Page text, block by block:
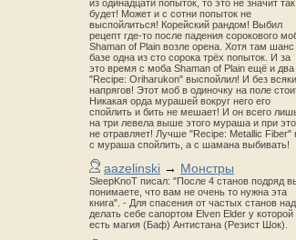
из одинадцати попыток, то это не значит
будет! Может и с сотни попыток не
выспойлиться! Корейский рандом! Выбил
рецепт где-то после падения сорокового
Shaman of Plain возле орена. Хотя там шанс
базе одна из сто сорока трёх попыток. И за
это время с моба Shaman of Plain ещё и два
"Recipe: Oriharukon" выспойлил! И без
напрягов! Этот моб в одиночку на поле
Никакая орда мурашей вокруг него его
спойлить и бить не мешает! И он всего
на три левела выше этого мураша и при
не отравляет! Лучше "Recipe: Metallic Fiber"
с мураша спойлить, а с шамана выбивать!
aazelinski → Монстры
SleepKnoT писал: "После 4 станов подряд
понимаете, что вам не очень то нужна эта
книга". - Для спасения от частых станов
делать себе сапортом Elven Elder у которой
есть магия (Баф) Антистана (Резист Шок).